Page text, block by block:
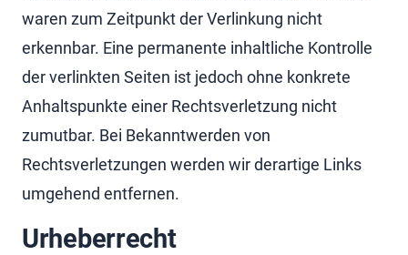
waren zum Zeitpunkt der Verlinkung nicht
erkennbar. Eine permanente inhaltliche Kontrolle
der verlinkten Seiten ist jedoch ohne konkrete
Anhaltspunkte einer Rechtsverletzung nicht
zumutbar. Bei Bekanntwerden von
Rechtsverletzungen werden wir derartige Links
umgehend entfernen.
Urheberrecht